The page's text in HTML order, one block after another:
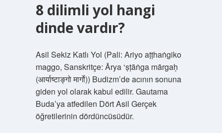
8 dilimli yol hangi
dinde vardır?
Asil Sekiz Katlı Yol (Pali: Ariyo aṭṭhaṅgiko
maggo, Sanskritçe: Ārya ‘ṣṭāṅga mārgaḥ
(आर्याष्टाङ्गो मार्गो)) Budizm’de acının sonuna
giden yol olarak kabul edilir. Gautama
Buda’ya atfedilen Dört Asil Gerçek
öğretilerinin dördüncüsüdür.